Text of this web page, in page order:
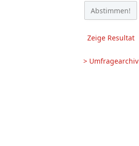
Zeige Resultat
> Umfragearchiv